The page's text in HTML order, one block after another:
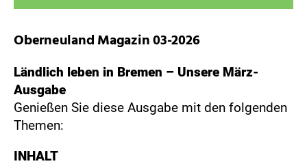
Oberneuland Magazin 03-2026
Ländlich leben in Bremen – Unsere März-
Ausgabe
Genießen Sie diese Ausgabe mit den folgenden
Themen:
INHALT